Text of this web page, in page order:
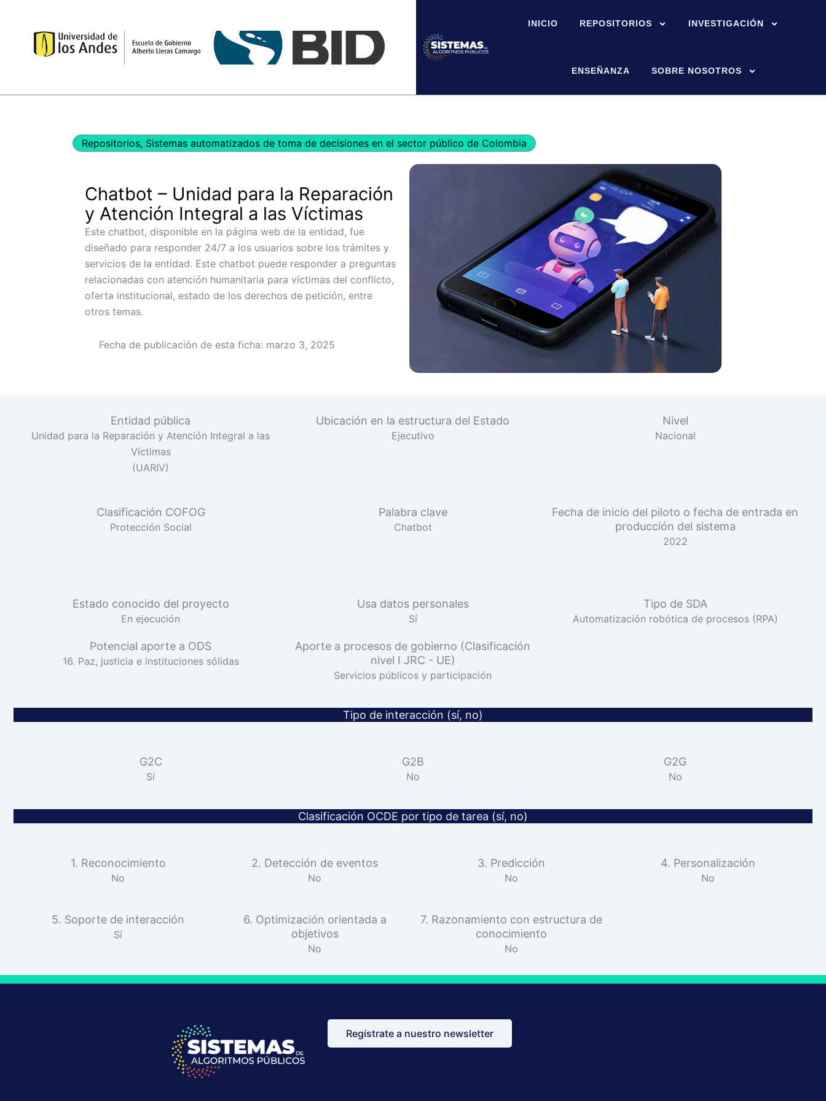
contenido
INICIO REPOSITORIOS INVESTIGACIÓN
ENSEÑANZA SOBRE NOSOTROS
Repositorios, Sistemas automatizados de toma de decisiones en el sector público de Colombia
Chatbot – Unidad para la Reparación
y Atención Integral a las Víctimas
Este chatbot, disponible en la página web de la entidad, fue
diseñado para responder 24/7 a los usuarios sobre los trámites y
servicios de la entidad. Este chatbot puede responder a preguntas
relacionadas con atención humanitaria para víctimas del conflicto,
oferta institucional, estado de los derechos de petición, entre
otros temas.
Fecha de publicación de esta ficha: marzo 3, 2025
Entidad pública
Unidad para la Reparación y Atención Integral a las
Víctimas
(UARIV)
Ubicación en la estructura del Estado
Ejecutivo
Nivel
Nacional
Clasificación COFOG
Protección Social
Palabra clave
Chatbot
Fecha de inicio del piloto o fecha de entrada en
producción del sistema
2022
Estado conocido del proyecto
En ejecución
Usa datos personales
Sí
Tipo de SDA
Automatización robótica de procesos (RPA)
Potencial aporte a ODS
16. Paz, justicia e instituciones sólidas
Aporte a procesos de gobierno (Clasificación
nivel I JRC - UE)
Servicios públicos y participación
Tipo de interacción (sí, no)
G2C
Sí
G2B
No
G2G
No
Clasificación OCDE por tipo de tarea (sí, no)
1. Reconocimiento
No
2. Detección de eventos
No
3. Predicción
No
4. Personalización
No
5. Soporte de interacción
Sí
6. Optimización orientada a
objetivos
No
7. Razonamiento con estructura de
conocimiento
No
Regístrate a nuestro newsletter